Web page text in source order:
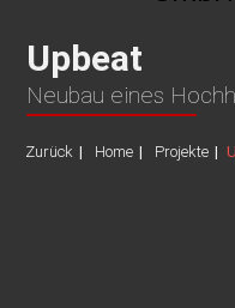
Upbeat
Neubau eines
Zurück Home Projekte